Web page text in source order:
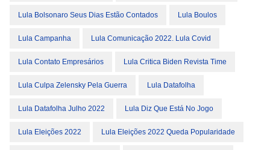
Lula Bolsonaro Seus Dias Estão Contados Lula Boulos
Lula Campanha Lula Comunicação 2022. Lula Covid
Lula Contato Empresários Lula Critica Biden Revista Time
Lula Culpa Zelensky Pela Guerra Lula Datafolha
Lula Datafolha Julho 2022 Lula Diz Que Está No Jogo
Lula Eleições 2022 Lula Eleições 2022 Queda Popularidade